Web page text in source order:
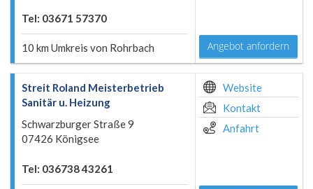
Tel: 03671 57370
10 km Umkreis von Rohrbach Angebot anfordern
Streit Roland Meisterbetrieb
Sanitär u. Heizung
Schwarzburger Straße 9
07426 Königsee
Tel: 036738 43261
Website
Kontakt
Anfahrt